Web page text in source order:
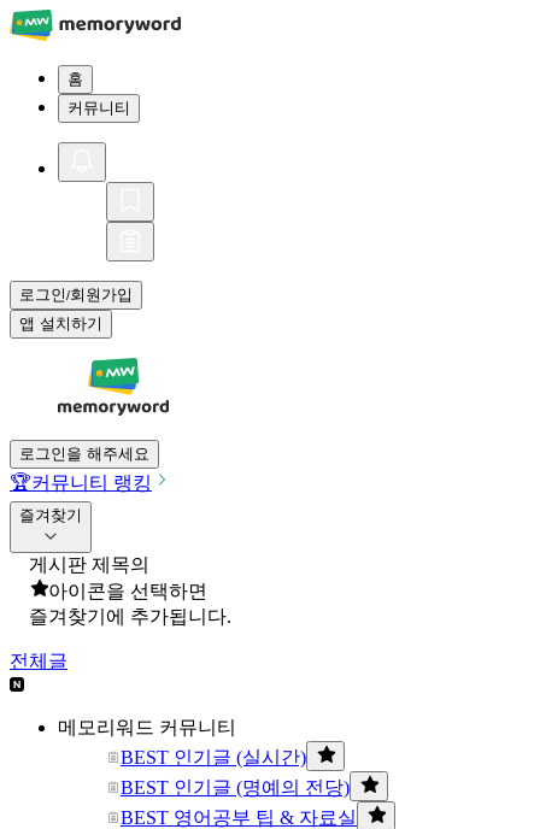
홈
커뮤니티
로그인/회원가입
앱 설치하기
로그인을 해주세요
🏆커뮤니티 랭킹
즐겨찾기
게시판 제목의
아이콘을 선택하면
즐겨찾기에 추가됩니다.
전체글
메모리워드 커뮤니티
BEST 인기글 (실시간)
BEST 인기글 (명예의 전당)
BEST 영어공부 팁 & 자료실